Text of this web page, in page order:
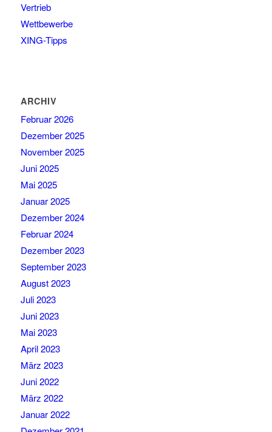
Vertrieb
Wettbewerbe
XING-Tipps
ARCHIV
Februar 2026
Dezember 2025
November 2025
Juni 2025
Mai 2025
Januar 2025
Dezember 2024
Februar 2024
Dezember 2023
September 2023
August 2023
Juli 2023
Juni 2023
Mai 2023
April 2023
März 2023
Juni 2022
März 2022
Januar 2022